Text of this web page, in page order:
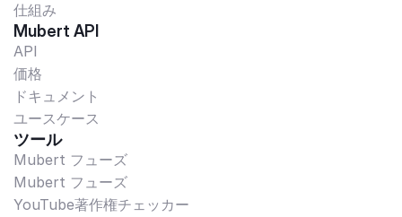
仕組み
Mubert API
API
価格
ドキュメント
ユースケース
ツール
Mubert フューズ
Mubert フューズ
YouTube著作権チェッカー